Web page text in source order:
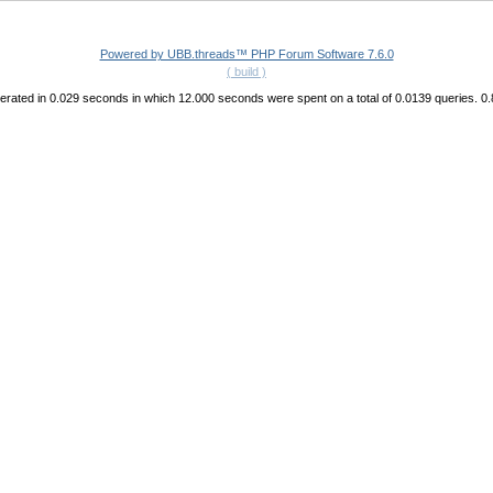
Powered by UBB.threads™ PHP Forum Software 7.6.0
( build )
in 0.029 seconds in which 12.000 seconds were spent on a total of 0.0139 queries.